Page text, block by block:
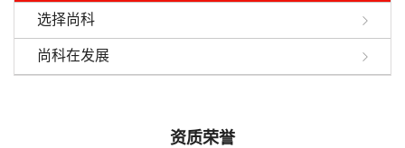
选择尚科
尚科在发展
资质荣誉